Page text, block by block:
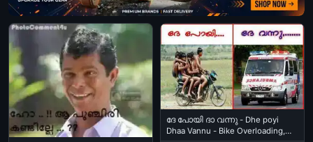
ദേ പോയി ദാ വന്നു - Dhe poyi
Dhaa Vannu - Bike Overloading,